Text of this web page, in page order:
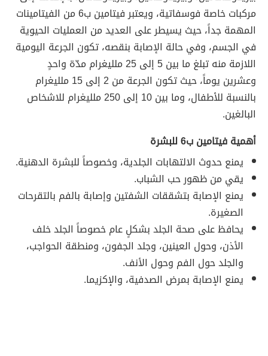
مركبات خاصة فوسفاتية، ويعتبر فيتامين ب6 من الفيتامينات
المهمة جداً، حيث يسيطر على العديد من العمليات الحيوية
في الجسم، وفي حالة الإصابة بنقصه، تكون الجرعة اليومية
اللازمة منه تبلغ ما بين 5 إلى 25 ملليغرام مدّة واحدٍ
وعشرين يوماً، حيث تكون الجرعة من 2 إلى 15 ملليغرام
بالنسبة للأطفال، وما بين 10 إلى 250 ملليغرام للاشخاص
البالغين.
أهمية فيتامين ب6 للبشرة
يمنع حدوث الالتهابات الجلدية، وخصوصاً للبشرة الدهنية.
يقي من ظهور حب الشباب.
يمنع الإصابة بتشققات الشفتين وإصابة بالفم بالتقرحات
الصغيرة.
يحافظ على صحة الجلد بشكلٍ عام خصوصاً الجلد خلف
الأذن، وحول العينين، وجلد الجفون، ومنطقة الحواجب،
والجلد حول الفم وحول الأنف.
يمنع الإصابة بمرض الصدفية، والإكزيما.